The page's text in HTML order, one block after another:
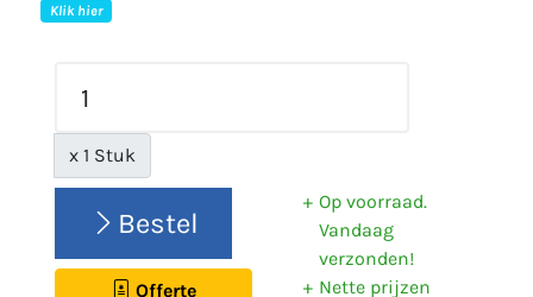
Klik hier
x 1 Stuk
Bestel
Offerte
Op voorraad.
Vandaag
verzonden!
Nette prijzen